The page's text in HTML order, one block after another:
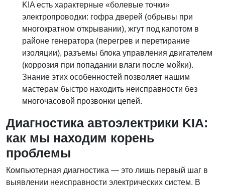
KIA есть характерные «болевые точки»
электропроводки: гофра дверей (обрывы при
многократном открывании), жгут под капотом в
районе генератора (перегрев и перетирание
изоляции), разъемы блока управления двигателем
(коррозия при попадании влаги после мойки).
Знание этих особенностей позволяет нашим
мастерам быстро находить неисправности без
многочасовой прозвонки цепей.
Диагностика автоэлектрики KIA:
как мы находим корень
проблемы
Компьютерная диагностика — это лишь первый шаг в
выявлении неисправности электрических систем. В